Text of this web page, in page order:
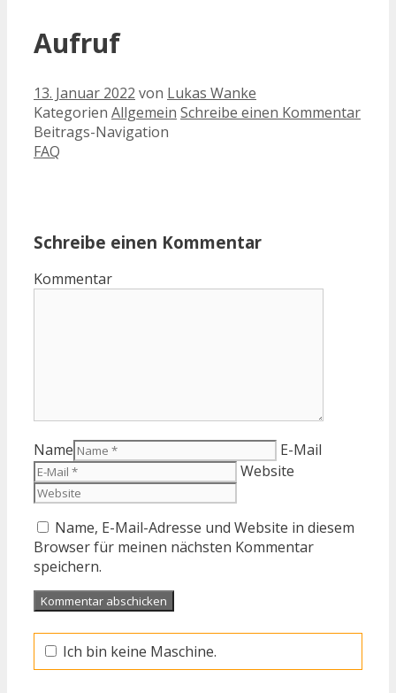
Aufruf
13. Januar 2022 von Lukas Wanke
Kategorien Allgemein Schreibe einen Kommentar
Beitrags-Navigation
FAQ
Schreibe einen Kommentar
Kommentar
Name
E-Mail
Website
Name, E-Mail-Adresse und Website in diesem
Browser für meinen nächsten Kommentar
speichern.
Ich bin keine Maschine.